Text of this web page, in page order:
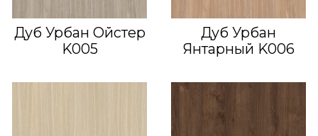
Дуб Урбан Ойстер
K005
Дуб Урбан
Янтарный K006